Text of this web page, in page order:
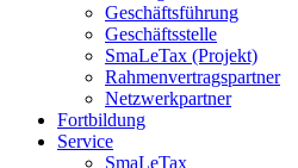
Geschäftsführung
Geschäftsstelle
SmaLeTax (Projekt)
Rahmenvertragspartner
Netzwerkpartner
Fortbildung
Service
SmaLeTax